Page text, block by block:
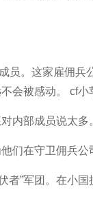
。这家雇佣
会被感动。 cf小
部成员说太多
在守卫佣兵
者”军团。在小